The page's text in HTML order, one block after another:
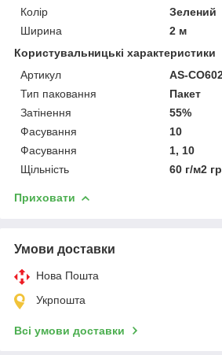
Колір
Зелений
Ширина
2 м
Користувальницькі характеристики
Артикул
AS-
Тип паковання
Пакет
Затінення
55%
Фасування
10
Фасування
1, 10
Щільність
60 г/м2
Приховати
Умови доставки
Нова Пошта
Укрпошта
Всі умови доставки